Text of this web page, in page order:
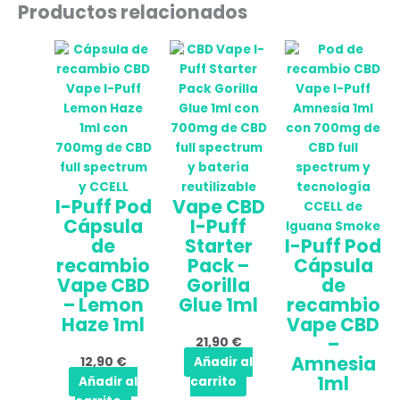
Productos relacionados
I-Puff Pod
Cápsula
de
recambio
Vape CBD
– Lemon
Haze 1ml
12,90 €
Añadir al
Vape CBD
I-Puff
Starter
Pack –
Gorilla
Glue 1ml
21,90 €
Añadir al
carrito
I-Puff Pod
Cápsula
de
recambio
Vape CBD
–
Amnesia
1ml